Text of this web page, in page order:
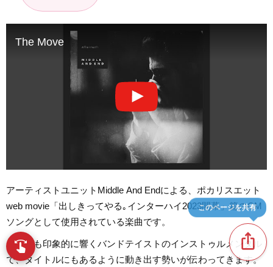
The Move
アーティストユニットMiddle And Endによる、ポカリスエット
web movie「出しきってやる｡インターハイ2023開幕」篇のCM
ソングとして使用されている楽曲です。
ピアノも印象的に響くバンドテイストのインストゥルメンタル
で、タイトルにもあるように動き出す勢いが伝わってきます。
ios_share
このページを共有
swipe 指先で音楽をブラウズ